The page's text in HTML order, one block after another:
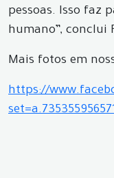
pessoas. Isso faz
humano”, conclui
Mais fotos em
https://